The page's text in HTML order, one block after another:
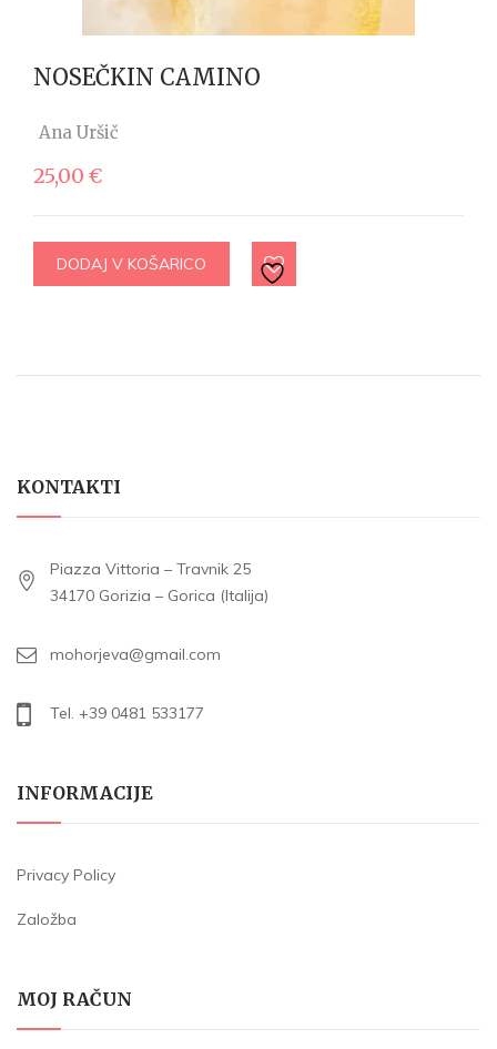
NOSEČKIN CAMINO
Ana Uršič
25,00 €
DODAJ V KOŠARICO
KONTAKTI
Piazza Vittoria – Travnik 25
34170 Gorizia – Gorica (Italija)
mohorjeva@gmail.com
Tel. +39 0481 533177
INFORMACIJE
Privacy Policy
Založba
MOJ RAČUN